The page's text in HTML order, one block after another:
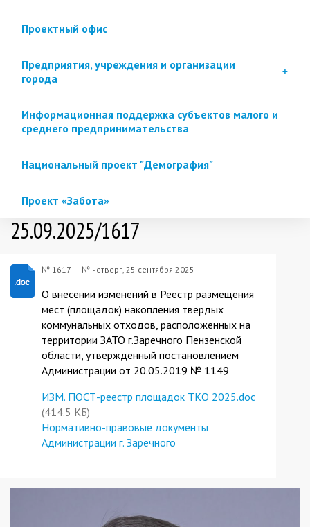
Проектный офис
Предприятия, учреждения и организации
города
Информационная поддержка субъектов малого и
среднего предпринимательства
Национальный проект "Демография"
Проект «Забота»
25.09.2025/1617
№ 1617 № четверг, 25 сентября 2025
О внесении изменений в Реестр размещения
мест (площадок) накопления твердых
коммунальных отходов, расположенных на
территории ЗАТО г.Заречного Пензенской
области, утвержденный постановлением
Администрации от 20.05.2019 № 1149
ИЗМ. ПОСТ-реестр площадок ТКО 2025.doc
(414.5 КБ)
Нормативно-правовые документы
Администрации г. Заречного